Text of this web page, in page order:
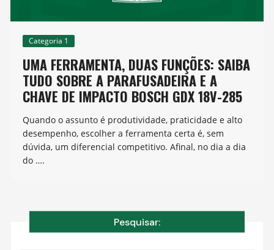
Categoria 1
UMA FERRAMENTA, DUAS FUNÇÕES: SAIBA
TUDO SOBRE A PARAFUSADEIRA E A
CHAVE DE IMPACTO BOSCH GDX 18V-285
Quando o assunto é produtividade, praticidade e alto
desempenho, escolher a ferramenta certa é, sem
dúvida, um diferencial competitivo. Afinal, no dia a dia
do ….
Pesquisar: